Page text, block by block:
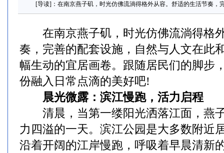
[导读]：在南京燕子矶，时光仿佛流淌得格外从容。舒适的生活节奏，
在南京燕子矶，时光仿佛流淌得格
奏，完善的配套设施，自然与人文在此
幅生动的宜居画卷。跟随居民们的脚步
份融入日常点滴的美好吧!
晨光微露：滨江慢跑，活力启程
清晨，当第一缕阳光洒落江面，燕
力四溢的一天。滨江公园是大多数附近
沿着开阔的江岸慢跑，呼吸着早晨清新